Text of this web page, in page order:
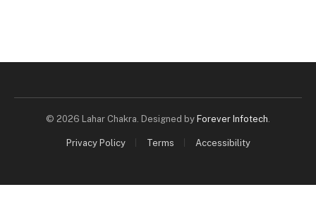
© 2026 Lahar Chakra. Designed by Forever Infotech
Privacy Policy Terms Accessibility